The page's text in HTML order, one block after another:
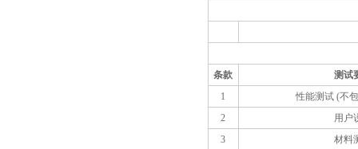
条款
测试
1
性能测试 (不
2
用户
3
材料